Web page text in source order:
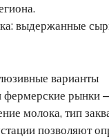
выдержанные
варианты
рынки
молока, тип
позволяют